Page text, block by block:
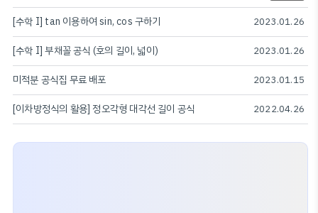
[수학 I] tan 이용하여 sin, cos 구하기 2023.01.26
[수학 I] 부채꼴 공식 (호의 길이, 넓이) 2023.01.26
미적분 공식집 무료 배포 2023.01.15
[이차방정식의 활용] 정오각형 대각선 길이 공식 2022.04.26